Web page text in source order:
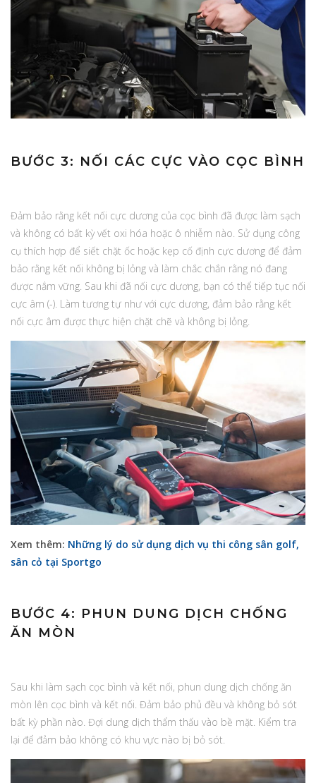
BƯỚC 3: NỐI CÁC CỰC VÀO CỌC BÌNH
Đảm bảo rằng kết nối cực dương của cọc bình đã được làm sạch
và không có bất kỳ vết oxi hóa hoặc ô nhiễm nào. Sử dụng công
cụ thích hợp để siết chặt ốc hoặc kẹp cố định cực dương để đảm
bảo rằng kết nối không bị lỏng và làm chắc chắn rằng nó đang
được nắm vững. Sau khi đã nối cực dương, bạn có thể tiếp tục nối
cực âm (-). Làm tương tự như với cực dương, đảm bảo rằng kết
nối cực âm được thực hiện chặt chẽ và không bị lỏng.
Xem thêm: Những lý do sử dụng dịch vụ thi công sân golf,
sân cỏ tại Sportgo
BƯỚC 4: PHUN DUNG DỊCH CHỐNG
ĂN MÒN
Sau khi làm sạch cọc bình và kết nối, phun dung dịch chống ăn
mòn lên cọc bình và kết nối. Đảm bảo phủ đều và không bỏ sót
bất kỳ phần nào. Đợi dung dịch thẩm thấu vào bề mặt. Kiểm tra
lại để đảm bảo không có khu vực nào bị bỏ sót.